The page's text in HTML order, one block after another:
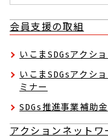
会員支援の取組
いこまSDGsアクシ
いこまSDGsアクシ
ミナー
SDGs推進事業補助金
アクションネットワ